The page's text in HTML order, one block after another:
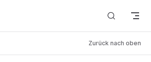
Zurück nach oben